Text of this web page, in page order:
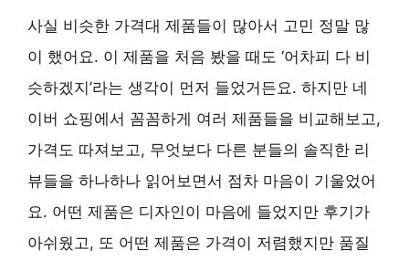
사실 비슷한 가격대 제품들이 많아서 고민 정말 많
이 했어요. 이 제품을 처음 봤을 때도 ‘어차피 다 비
슷하겠지’라는 생각이 먼저 들었거든요. 하지만 네
이버 쇼핑에서 꼼꼼하게 여러 제품들을 비교해보고,
가격도 따져보고, 무엇보다 다른 분들의 솔직한 리
뷰들을 하나하나 읽어보면서 점차 마음이 기울었어
요. 어떤 제품은 디자인이 마음에 들었지만 후기가
아쉬웠고, 또 어떤 제품은 가격이 저렴했지만 품질